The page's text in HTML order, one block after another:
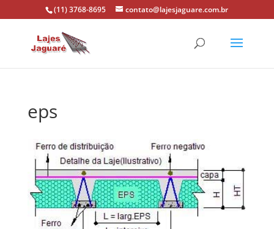
(11) 3768-8695 contato@lajesjaguare.com.br
eps